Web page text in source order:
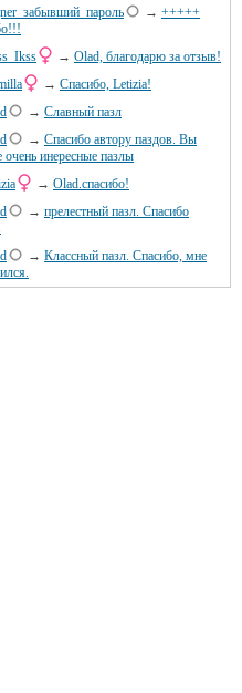
→ +++++
→ Olad, благодарю за отзыв!
→ Спасибо, Letizia!
→ Славный пазл
→ Спасибо автору паздов. Вы
очень инересные пазлы
→ Olad.спасибо!
→ прелестный пазл. Спасибо
→ Классный пазл. Спасибо, мне